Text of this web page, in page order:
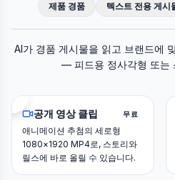
제품 경품 텍스트 전용 게시
원본 게시물
AI가 경품 게시물을 읽고 브랜드에
— 피드용 정사각형 또는
공개 영상 클립 무료
애니메이션 추첨의 세로형
1080×1920 MP4로, 스토리와
릴스에 바로 올릴 수 있습니다.